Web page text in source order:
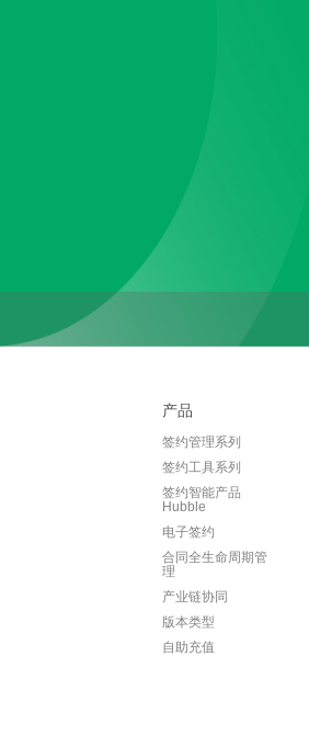
产品
签约管理系列
签约工具系列
签约智能产品
Hubble
电子签约
合同全生命周期管
理
产业链协同
版本类型
自助充值